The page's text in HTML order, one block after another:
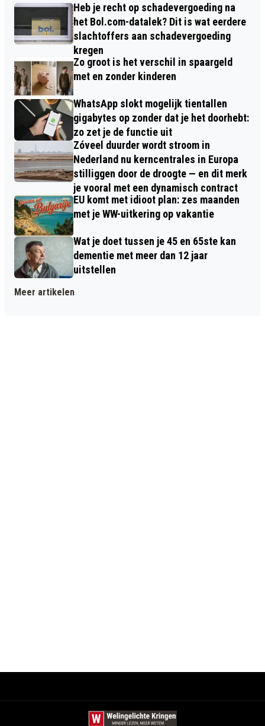
Heb je recht op schadevergoeding na
het Bol.com-datalek? Dit is wat eerdere
slachtoffers aan schadevergoeding
kregen
Zo groot is het verschil in spaargeld
met en zonder kinderen
WhatsApp slokt mogelijk tientallen
gigabytes op zonder dat je het doorhebt:
zo zet je de functie uit
Zóveel duurder wordt stroom in
Nederland nu kerncentrales in Europa
stilliggen door de droogte — en dit merk
je vooral met een dynamisch contract
EU komt met idioot plan: zes maanden
met je WW-uitkering op vakantie
Wat je doet tussen je 45 en 65ste kan
dementie met meer dan 12 jaar
uitstellen
Meer artikelen